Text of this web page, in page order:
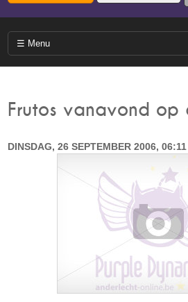
Frutos vanavond op
DINSDAG, 26 SEPTEMBER 2006,